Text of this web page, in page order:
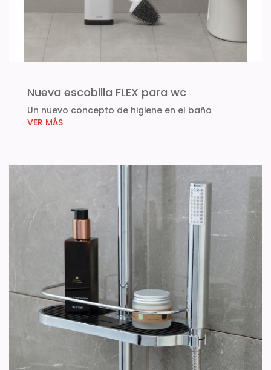
Nueva escobilla FLEX para wc
Un nuevo concepto de higiene en el baño
VER MÁS